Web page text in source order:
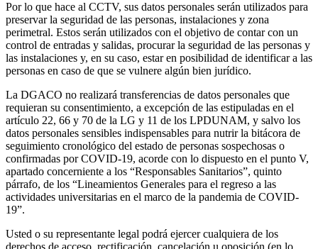
Por lo que hace al CCTV, sus datos personales serán utilizados para
preservar la seguridad de las personas, instalaciones y zona
perimetral. Estos serán utilizados con el objetivo de contar con un
control de entradas y salidas, procurar la seguridad de las personas y
las instalaciones y, en su caso, estar en posibilidad de identificar a las
personas en caso de que se vulnere algún bien jurídico.
La DGACO no realizará transferencias de datos personales que
requieran su consentimiento, a excepción de las estipuladas en el
artículo 22, 66 y 70 de la LG y 11 de los LPDUNAM, y salvo los
datos personales sensibles indispensables para nutrir la bitácora de
seguimiento cronológico del estado de personas sospechosas o
confirmadas por COVID-19, acorde con lo dispuesto en el punto V,
apartado concerniente a los “Responsables Sanitarios”, quinto
párrafo, de los “Lineamientos Generales para el regreso a las
actividades universitarias en el marco de la pandemia de COVID-
19”.
Usted o su representante legal podrá ejercer cualquiera de los